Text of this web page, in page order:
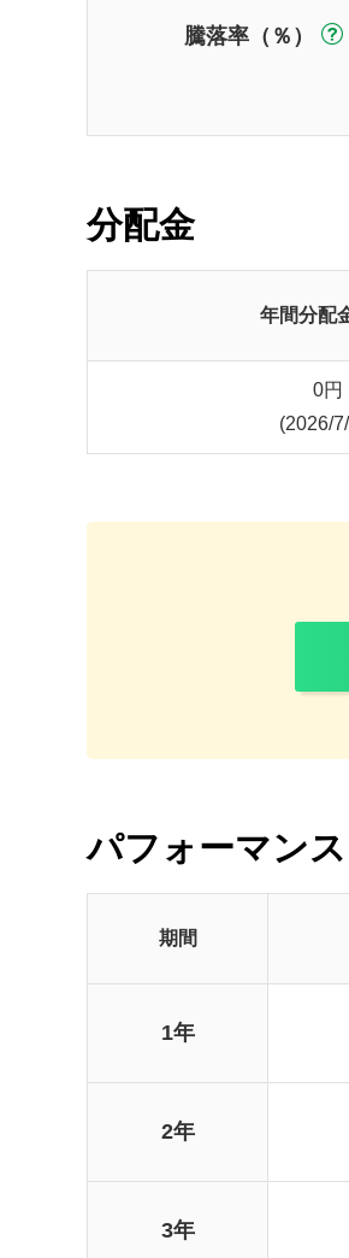
騰落率（％）
分配金
年間分配
0円
(2026/
パフォーマンス
期間
1年
2年
3年